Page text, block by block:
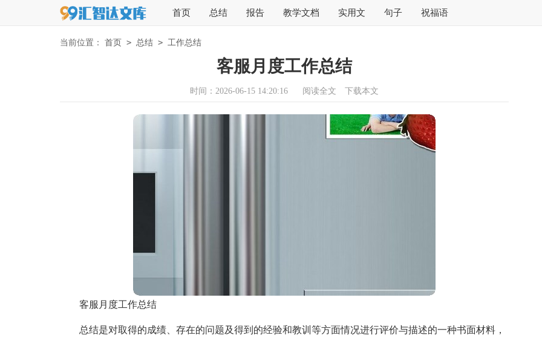
首页 总结 报告 教学文档 实用文 句子 祝福语
当前位置： 首页 > 总结 > 工作总结
客服月度工作总结
时间：2026-06-15 14:20:16 阅读全文 下载本文
客服月度工作总结
总结是对取得的成绩、存在的问题及得到的经验和教训等方面情况进行评价与描述的一种书面材料，